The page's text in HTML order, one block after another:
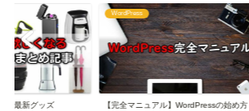
る最新グッズ
WordPress
【完全マニュアル】WordPressの始め方